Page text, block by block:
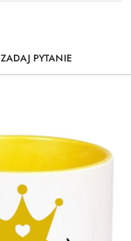
ZADAJ PYTANIE